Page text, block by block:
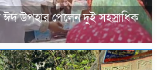
উপহার পেলেন দুই সহস্রাধিক